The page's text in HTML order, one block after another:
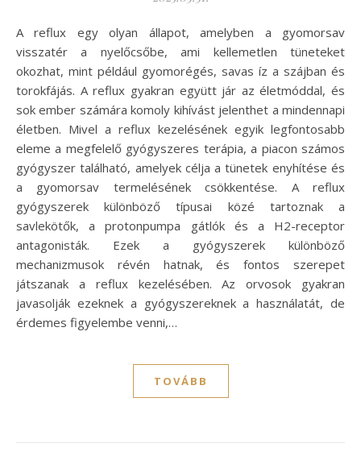
A reflux egy olyan állapot, amelyben a gyomorsav
visszatér a nyelőcsőbe, ami kellemetlen tüneteket
okozhat, mint például gyomorégés, savas íz a szájban és
torokfájás. A reflux gyakran együtt jár az életmóddal, és
sok ember számára komoly kihívást jelenthet a mindennapi
életben. Mivel a reflux kezelésének egyik legfontosabb
eleme a megfelelő gyógyszeres terápia, a piacon számos
gyógyszer található, amelyek célja a tünetek enyhítése és
a gyomorsav termelésének csökkentése. A reflux
gyógyszerek különböző típusai közé tartoznak a
savlekötők, a protonpumpa gátlók és a H2-receptor
antagonisták. Ezek a gyógyszerek különböző
mechanizmusok révén hatnak, és fontos szerepet
játszanak a reflux kezelésében. Az orvosok gyakran
javasolják ezeknek a gyógyszereknek a használatát, de
érdemes figyelembe venni,…
TOVÁBB